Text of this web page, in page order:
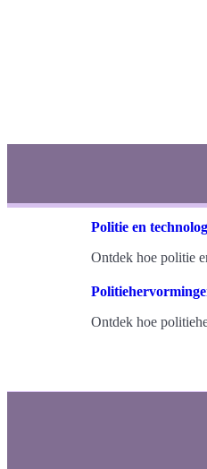
Politie en
Ontdek hoe politie
Ontdek hoe